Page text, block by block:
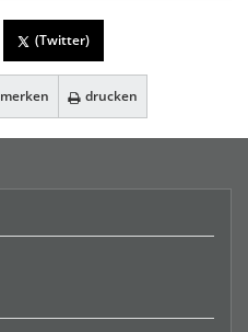
(Twitter)
merken drucken